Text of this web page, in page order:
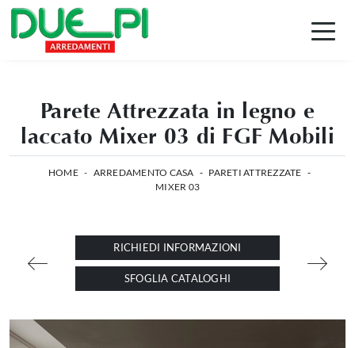
Parete Attrezzata in legno e
laccato Mixer 03 di FGF Mobili
HOME - ARREDAMENTO CASA - PARETI ATTREZZATE -
MIXER 03
RICHIEDI INFORMAZIONI
SFOGLIA CATALOGHI